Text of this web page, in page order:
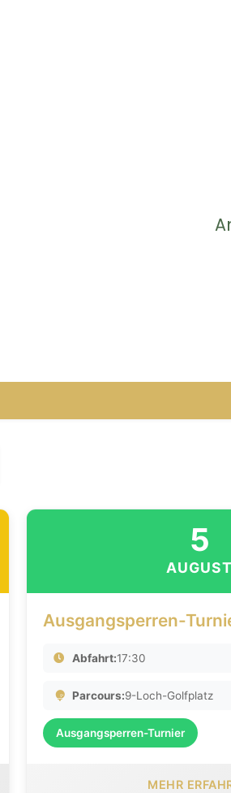
5
AUGUST
Ausgangsperren-
Abfahrt:17:30
Parcours:9-Loch-Golfplatz
Ausgangsperren-Turnier
MEHR